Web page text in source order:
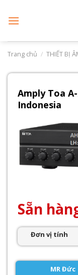
Trang chủ / THIẾT BỊ
Amply Toa
Indonesia
Sẵn
Đơn vị tính
MR Đức